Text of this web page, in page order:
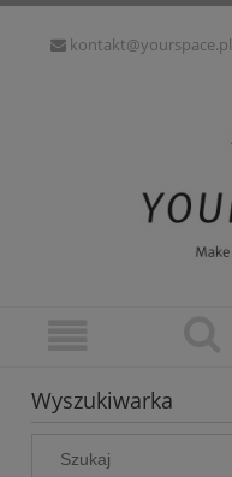
kontakt@yourspace.pl
Wyszukiwarka